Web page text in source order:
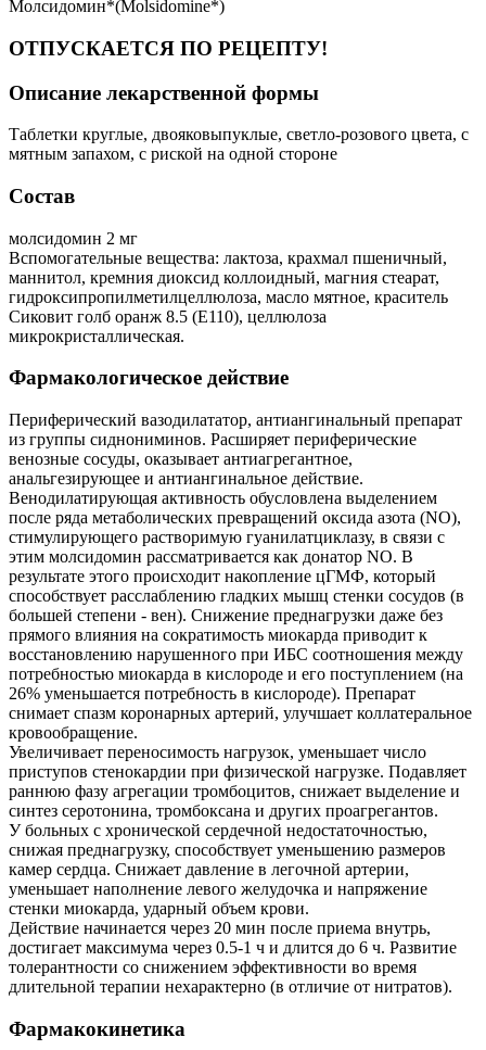
Молсидомин*(Molsidomine*)
ОТПУСКАЕТСЯ ПО РЕЦЕПТУ!
Описание лекарственной формы
Таблетки круглые, двояковыпуклые, светло-розового цвета, с
мятным запахом, с риской на одной стороне
Состав
молсидомин 2 мг
Вспомогательные вещества: лактоза, крахмал пшеничный,
маннитол, кремния диоксид коллоидный, магния стеарат,
гидроксипропилметилцеллюлоза, масло мятное, краситель
Сиковит голб оранж 8.5 (Е110), целлюлоза
микрокристаллическая.
Фармакологическое действие
Периферический вазодилататор, антиангинальный препарат
из группы сиднониминов. Расширяет периферические
венозные сосуды, оказывает антиагрегантное,
анальгезирующее и антиангинальное действие.
Венодилатирующая активность обусловлена выделением
после ряда метаболических превращений оксида азота (NО),
стимулирующего растворимую гуанилатциклазу, в связи с
этим молсидомин рассматривается как донатор NО. В
результате этого происходит накопление цГМФ, который
способствует расслаблению гладких мышц стенки сосудов (в
большей степени - вен). Снижение преднагрузки даже без
прямого влияния на сократимость миокарда приводит к
восстановлению нарушенного при ИБС соотношения между
потребностью миокарда в кислороде и его поступлением (на
26% уменьшается потребность в кислороде). Препарат
снимает спазм коронарных артерий, улучшает коллатеральное
кровообращение.
Увеличивает переносимость нагрузок, уменьшает число
приступов стенокардии при физической нагрузке. Подавляет
раннюю фазу агрегации тромбоцитов, снижает выделение и
синтез серотонина, тромбоксана и других проагрегантов.
У больных с хронической сердечной недостаточностью,
снижая преднагрузку, способствует уменьшению размеров
камер сердца. Снижает давление в легочной артерии,
уменьшает наполнение левого желудочка и напряжение
стенки миокарда, ударный объем крови.
Действие начинается через 20 мин после приема внутрь,
достигает максимума через 0.5-1 ч и длится до 6 ч. Развитие
толерантности со снижением эффективности во время
длительной терапии нехарактерно (в отличие от нитратов).
Фармакокинетика